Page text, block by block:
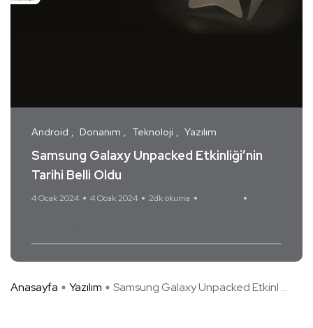
Android Donanım Teknoloji Yazılım
Samsung Galaxy Unpacked Etkinliği’nin
Tarihi Belli Oldu
4 Ocak 2024 4 Ocak 2024 2dk okuma
Anasayfa Yazılım Samsung Galaxy Unpacked Etkinl ...